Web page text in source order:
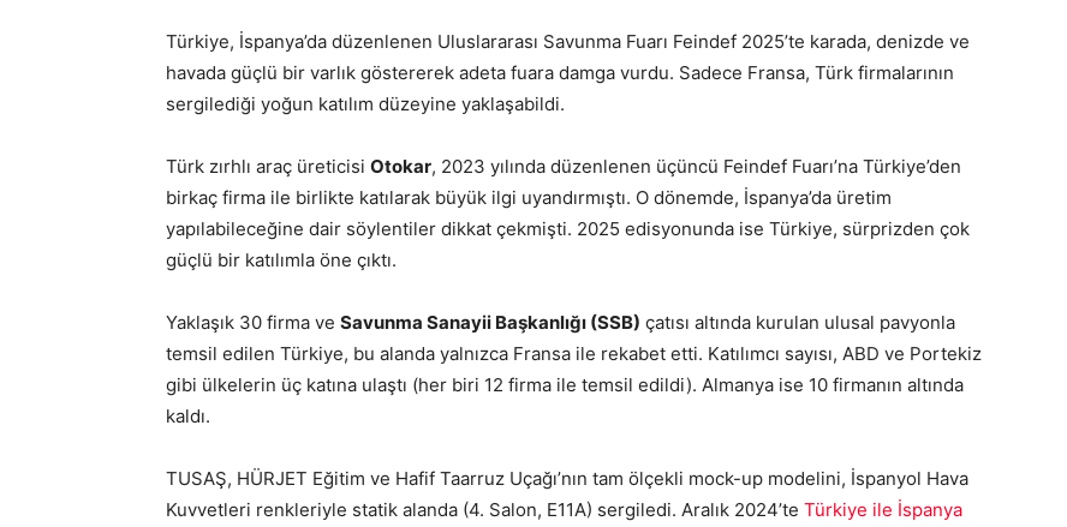
Türkiye, İspanya’da düzenlenen Uluslararası Savunma Fuarı Feindef 2025’te karada, denizde ve
havada güçlü bir varlık göstererek adeta fuara damga vurdu. Sadece Fransa, Türk firmalarının
sergilediği yoğun katılım düzeyine yaklaşabildi.
Türk zırhlı araç üreticisi Otokar, 2023 yılında düzenlenen üçüncü Feindef Fuarı’na Türkiye’den
birkaç firma ile birlikte katılarak büyük ilgi uyandırmıştı. O dönemde, İspanya’da üretim
yapılabileceğine dair söylentiler dikkat çekmişti. 2025 edisyonunda ise Türkiye, sürprizden çok
güçlü bir katılımla öne çıktı.
Yaklaşık 30 firma ve Savunma Sanayii Başkanlığı (SSB) çatısı altında kurulan ulusal pavyonla
temsil edilen Türkiye, bu alanda yalnızca Fransa ile rekabet etti. Katılımcı sayısı, ABD ve Portekiz
gibi ülkelerin üç katına ulaştı (her biri 12 firma ile temsil edildi). Almanya ise 10 firmanın altında
kaldı.
TUSAŞ, HÜRJET Eğitim ve Hafif Taarruz Uçağı’nın tam ölçekli mock-up modelini, İspanyol Hava
Kuvvetleri renkleriyle statik alanda (4. Salon, E11A) sergiledi. Aralık 2024’te Türkiye ile İspanya